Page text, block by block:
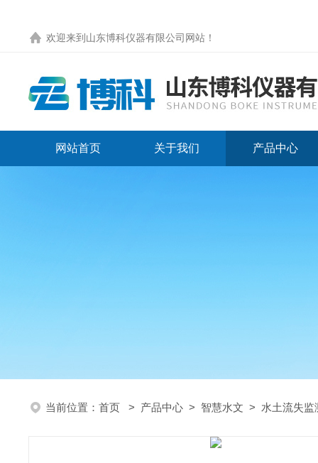
欢迎来到 山东博科仪器有限公司网站 ！
网站首页 关于我们 产品中心
当前位置： 首页 > 产品中心 > 智慧水文 > 水土流失监